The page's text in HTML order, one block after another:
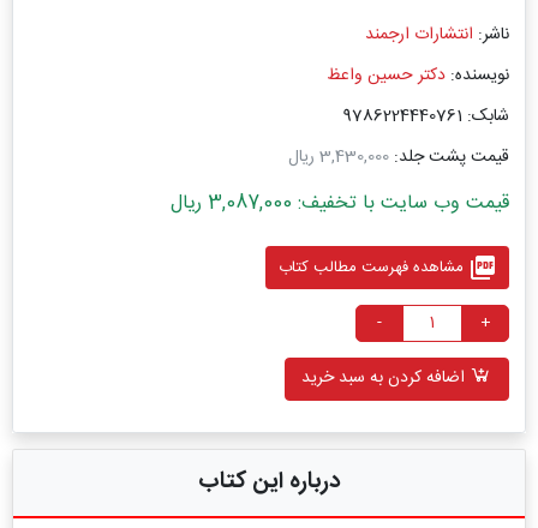
ناشر: انتشارات ارجمند
نویسنده: دکتر حسین واعظ
شابک: 9786224440761
قیمت پشت جلد: 3,430,000 ریال
قیمت وب سایت با تخفیف: 3,087,000 ریال
picture_as_pdf مشاهده فهرست مطالب کتاب
+
-
اضافه کردن به سبد خرید
درباره این کتاب